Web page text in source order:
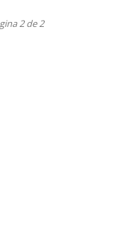
2 de 2